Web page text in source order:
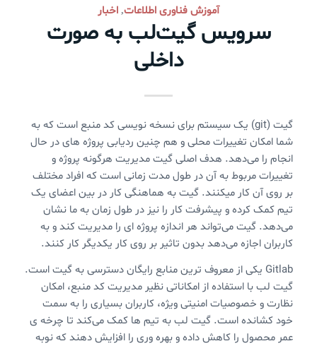
آموزش فناوری اطلاعات, اخبار
سرویس گیت‌لب به صورت
داخلی
گیت (git) یک سیستم برای نسخه نویسی کد منبع است که به
شما امکان تغییرات محلی و هم چنین ردیابی پروژه های در حال
انجام را می‌دهد. هدف اصلی گیت مدیریت هرگونه پروژه و
تغییرات مربوط به آن در طول مدت زمانی است که افراد مختلف
بر روی آن کار میکنند. گیت به هماهنگی کار در بین اعضای یک
تیم کمک کرده و پیشرفت کار را نیز در طول زمان به ما نشان
می‌دهد. گیت می‌تواند هر اندازه پروژه ای را مدیریت کند و به
کاربران اجازه می‌دهد بدون تاثیر بر روی کار یکدیگر کار کنند.
Gitlab‌ یکی از معروف ترین منابع رایگان دسترسی به گیت است.
گیت لب با استفاده از امکاناتی نظیر مدیریت کد منبع، امکان
نظارت و خصوصیات امنیتی ویژه، کاربران بسیاری را به سمت
خود کشانده است. گیت لب به تیم ها کمک می‌کند تا چرخه ی
عمر محصول را کاهش داده و بهره وری را افزایش دهند که نوبه